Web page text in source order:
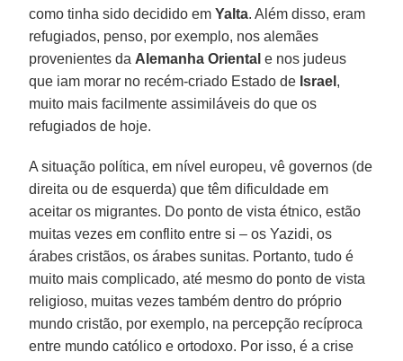
como tinha sido decidido emYalta. Além disso, eram
refugiados, penso, por exemplo, nos alemães
provenientes da Alemanha Oriental e nos judeus
que iam morar no recém-criado Estado de Israel ,
muito mais facilmente assimiláveis do que os
refugiados de hoje.
A situação política, em nível europeu, vê governos (de
direita ou de esquerda) que têm dificuldade em
aceitar os migrantes. Do ponto de vista étnico, estão
muitas vezes em conflito entre si – os Yazidi, os
árabes cristãos, os árabes sunitas. Portanto, tudo é
muito mais complicado, até mesmo do ponto de vista
religioso, muitas vezes também dentro do próprio
mundo cristão, por exemplo, na percepção recíproca
entre mundo católico e ortodoxo. Por isso, é a crise